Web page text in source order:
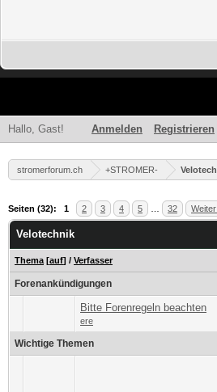
Hallo, Gast! Anmelden Registrieren
stromerforum.ch +STROMER-
Seiten (32): 1 2 3 4 5 32
Velotechnik
Thema [auf] / Verfasser
Forenankündigungen
Bitte Forenregeln beachten
ere
Wichtige Themen